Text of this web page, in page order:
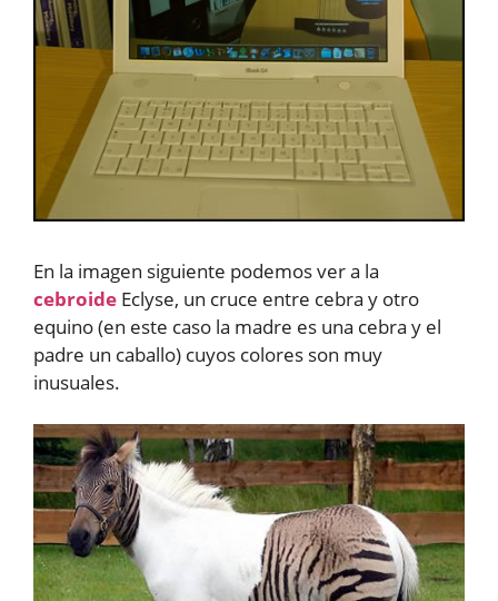
En la imagen siguiente podemos ver a la
cebroide Eclyse, un cruce entre cebra y otro
equino (en este caso la madre es una cebra y el
padre un caballo) cuyos colores son muy
inusuales.